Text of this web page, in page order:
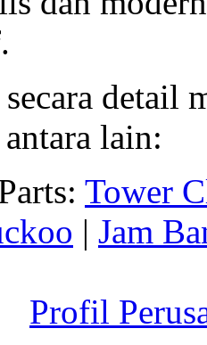
detail
lain:
Tower
| Jam
Profil